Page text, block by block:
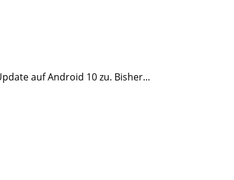
auf Android 10 zu. Bisher...